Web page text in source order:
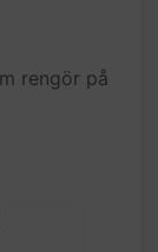
rengör på